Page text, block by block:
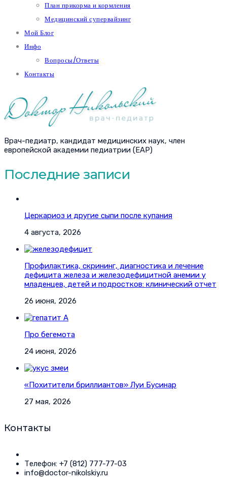
План прикорма и кормления
Медицинский супервайзинг
Мой Блог
Инфо
Вопросы/Ответы
Контакты
Врач-педиатр, кандидат медицинских наук, член
европейской академии педиатрии (EAP)
Последние записи
Церкариоз и другие сыпи после купания
4 августа, 2026
Профилактика, скрининг, диагностика и лечение
дефицита железа и железодефицитной анемии у
младенцев, детей и подростков: клинический отчет
26 июня, 2026
Про бегемота
24 июня, 2026
«Похитители бриллиантов» Луи Бусинар
27 мая, 2026
Контакты
Телефон: +7 (812) 777-77-03
info@doctor-nikolskiy.ru